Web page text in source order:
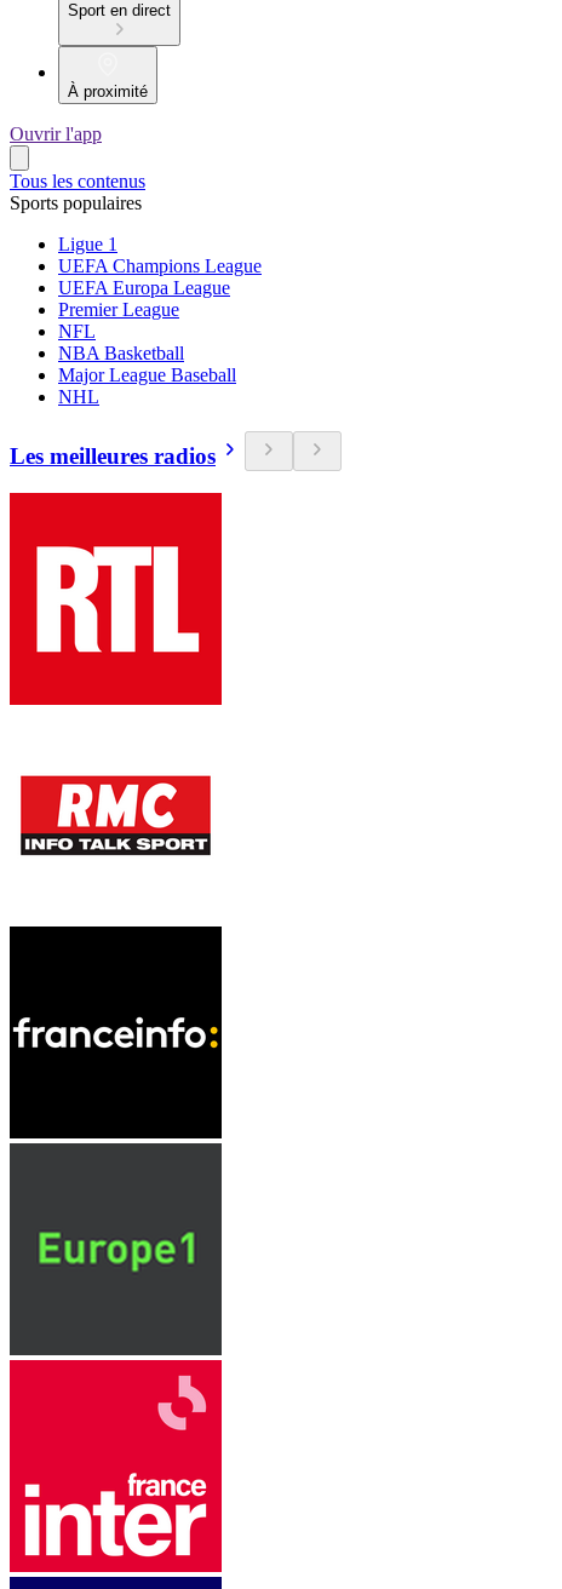
Sport en direct
À proximité
Ouvrir l'app
Tous les contenus
Sports populaires
Ligue 1
UEFA Champions League
UEFA Europa League
Premier League
NFL
NBA Basketball
Major League Baseball
NHL
Les meilleures radios